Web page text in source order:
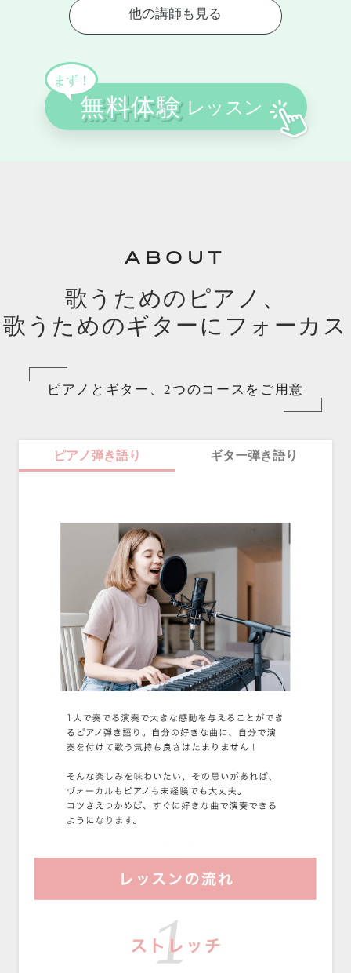
ABOUT
歌うためのピアノ、
歌うためのギターにフォーカス
ピアノとギター、2つのコースをご用意
ピアノ弾き語り ギター弾き語り